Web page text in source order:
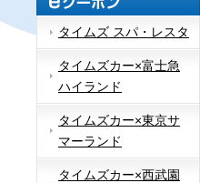
タイムズ スパ・レスタ
タイムズカー×富士急
ハイランド
タイムズカー×東京サ
マーランド
タイムズカー×西武園